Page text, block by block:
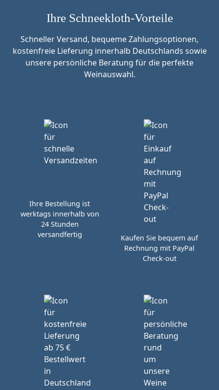
Ihre Schneekloth-Vorteile
Schneller Versand, bequeme Zahlungsoptionen,
kostenfreie Lieferung innerhalb Deutschlands sowie
unsere persönliche Beratung für die perfekte
Weinauswahl.
Ihre Bestellung ist
werktags innerhalb von
24 Stunden
versandfertig
Kaufen Sie bequem auf
Rechnung mit PayPal
Check-out